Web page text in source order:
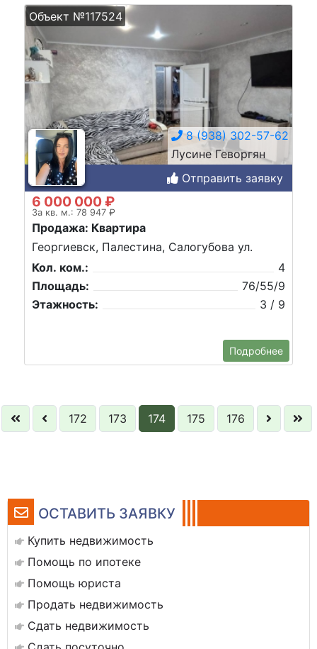
ОСТАВИТЬ ЗАЯВКУ
Купить недвижимость
Помощь по ипотеке
Помощь юриста
Продать недвижимость
Сдать недвижимость
Объект №117524
8 (938) 302-57-62
Лусине Геворгян
Отправить заявку
6 000 000 ₽
За кв. м.: 78 947 ₽
Продажа: Квартира
Георгиевск, Палестина, Салогубова ул.
Кол. ком.:
4
Площадь:
76/55/9
Этажность:
3 / 9
Подробнее
172 173 174 175 176